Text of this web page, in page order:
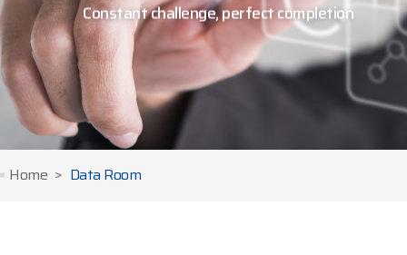
Constant challenge, perfect completion
Home Data Room